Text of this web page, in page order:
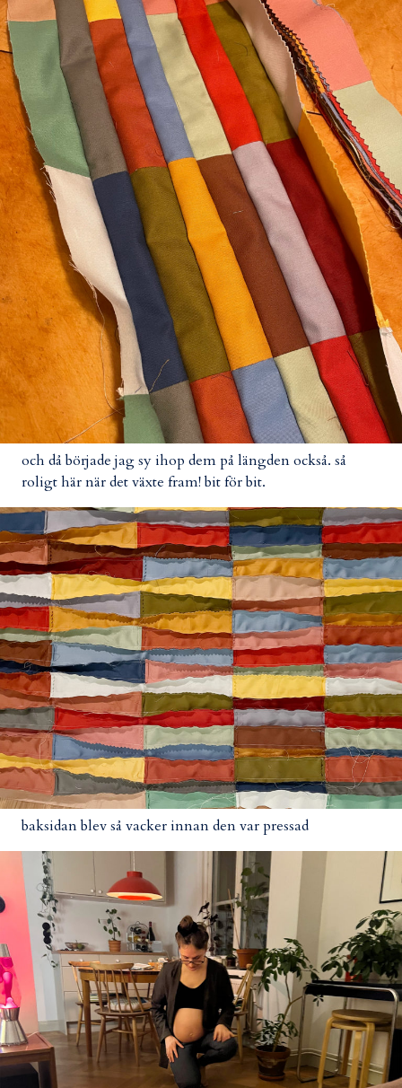
och då började jag sy ihop dem på längden också. så
roligt här när det växte fram! bit för bit.
baksidan blev så vacker innan den var pressad